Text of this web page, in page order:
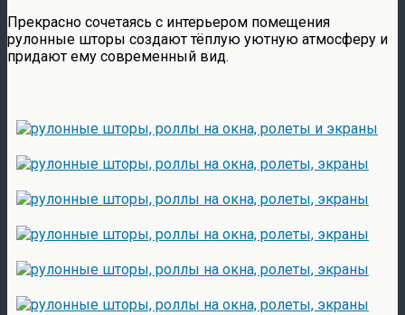
Прекрасно сочетаясь с интерьером помещения
рулонные шторы создают тёплую уютную атмосферу и
придают ему современный вид.